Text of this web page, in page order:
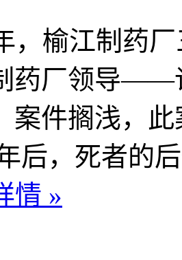
榆江制药厂
药厂领导——
案件搁浅，
后，死者的
情 »